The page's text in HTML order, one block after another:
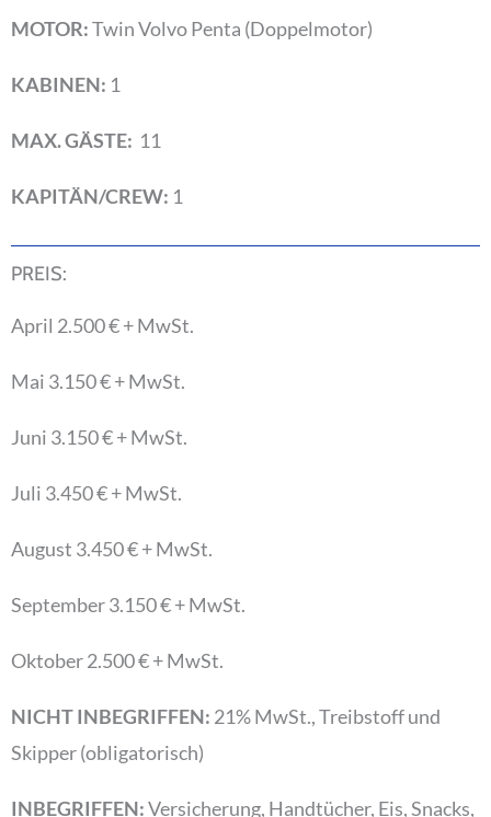
MOTOR:Twin Volvo Penta (Doppelmotor)
KABINEN: 1
MAX. GÄSTE: 11
KAPITÄN/CREW: 1
PREIS:
April 2.500 € + MwSt.
Mai 3.150 € + MwSt.
Juni 3.150 € + MwSt.
Juli 3.450 € + MwSt.
August 3.450 € + MwSt.
September 3.150 € + MwSt.
Oktober 2.500 € + MwSt.
NICHT INBEGRIFFEN: 21% MwSt., Treibstoff und
Skipper (obligatorisch)
INBEGRIFFEN:Versicherung, Handtücher, Eis, Snacks,